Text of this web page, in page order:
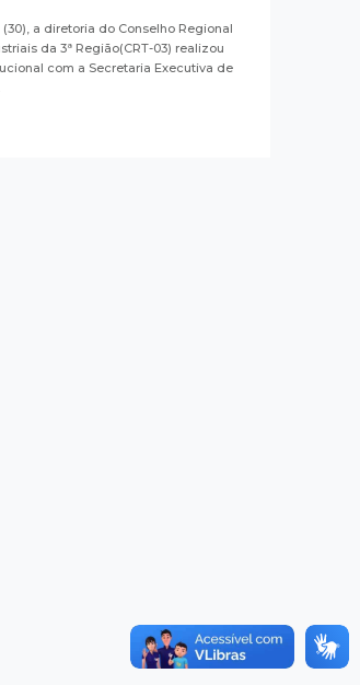
a diretoria do Conselho Regional
da 3ª Região(CRT-03) realizou
com a Secretaria Executiva de